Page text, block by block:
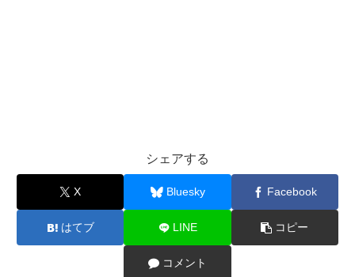
シェアする
X Bluesky Facebook
はてブ LINE コピー
コメント